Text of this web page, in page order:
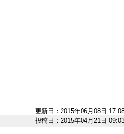
更新日：2015年06月08日 17:08
投稿日：2015年04月21日 09:03